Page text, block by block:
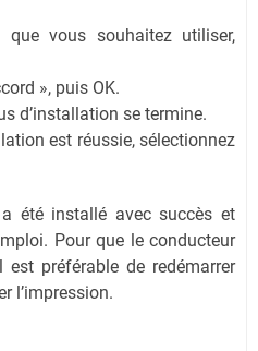
que vous souhaitez utiliser,
», puis OK.
d’installation se termine.
est réussie, sélectionnez
été installé avec succès et
Pour que le conducteur
préférable de redémarrer
l’impression.